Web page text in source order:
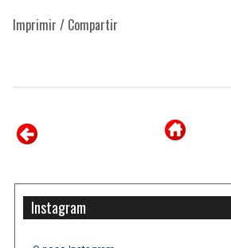
Imprimir / Compartir
Instagram